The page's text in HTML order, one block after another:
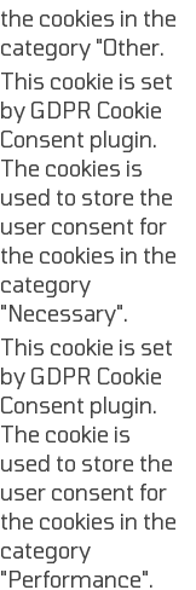
the cookies in the
category "Other.
This cookie is set
by GDPR Cookie
Consent plugin.
The cookies is
used to store the
user consent for
the cookies in the
category
"Necessary".
This cookie is set
by GDPR Cookie
Consent plugin.
The cookie is
used to store the
user consent for
the cookies in the
category
"Performance".